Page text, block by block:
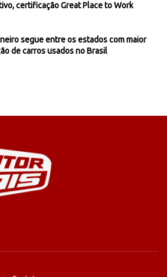
certificação Great Place to Work
segue entre os estados com maior
de carros usados no Brasil